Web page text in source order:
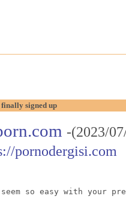
signed up
-(2023/
pornodergisi.com
so easy with your